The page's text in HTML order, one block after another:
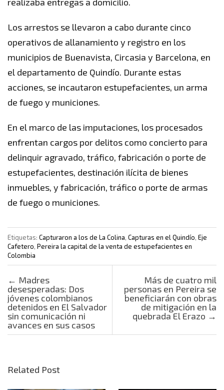
Los arrestos se llevaron a cabo durante cinco
operativos de allanamiento y registro en los
municipios de Buenavista, Circasia y Barcelona, en
el departamento de Quindío. Durante estas
acciones, se incautaron estupefacientes, un arma
de fuego y municiones.
En el marco de las imputaciones, los procesados
enfrentan cargos por delitos como concierto para
delinquir agravado, tráfico, fabricación o porte de
estupefacientes, destinación ilícita de bienes
inmuebles, y fabricación, tráfico o porte de armas
de fuego o municiones.
Etiquetas: Capturaron a los de La Colina, Capturas en el Quindío, Eje
Cafetero, Pereira la capital de la venta de estupefacientes en
Colombia
Post navigation
← Madres
desesperadas: Dos
jóvenes colombianos
detenidos en El Salvador
sin comunicación ni
avances en sus casos
Más de cuatro mil
personas en Pereira se
beneficiarán con obras
de mitigación en la
quebrada El Erazo →
Related Post